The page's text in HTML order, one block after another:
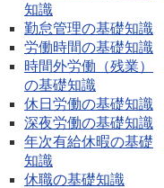
知識
勤怠管理の基礎知識
労働時間の基礎知識
時間外労働（残業）
の基礎知識
休日労働の基礎知識
深夜労働の基礎知識
年次有給休暇の基礎
知識
休職の基礎知識